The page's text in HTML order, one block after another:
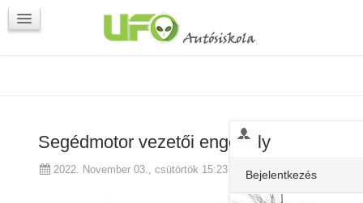
Programok
Bejelentkezés
Segédmotor vezetői engedély
2022. November 03., csütörtök 15:23